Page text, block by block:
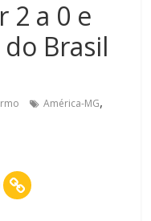
2 a 0 e
Brasil
América-MG,